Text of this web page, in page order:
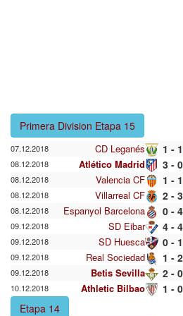
Primera Division Etapa 15
07.12.2018 CD Leganés 1 - 1
08.12.2018 Atlético Madrid 3 - 0
08.12.2018 Valencia CF 1 - 1
08.12.2018 Villarreal CF 2 - 3
08.12.2018 Espanyol Barcelona 0 - 4
09.12.2018 SD Eibar 4 - 4
09.12.2018 SD Huesca 0 - 1
09.12.2018 Real Sociedad 1 - 2
09.12.2018 Betis Sevilla 2 - 0
10.12.2018 Athletic Bilbao 1 - 0
Etapa 14